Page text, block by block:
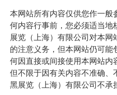
本网站所有内容仅供您作一般
何内容行事前，您必须适当地
展览（上海）有限公司对本网
的注意义务，但本网站仍可能
何因直接或间接使用本网站内
但不限于因有关内容不准确、
黑展览（上海）有限公司不承